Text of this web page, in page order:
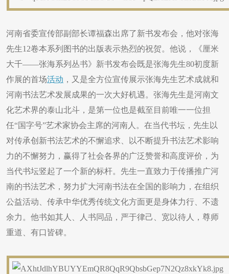
河南省委宣传部副部长谭福森出席了新书发布会，他对张海
先生12卷本系列图书的出版表示热烈的祝贺。他说，《厘米
大千——张海系列丛书》新书发布会既是张海先生80初度新
作展的首场活动 ，又是全方位宣传展示张海先生艺术成就和
河南书法艺术发展成果的一次大好机遇。张海先生是河南文
化艺术界的泰山北斗，是第一位也是截至目前唯一一位担
任“国字号”艺术家协会主席的河南人。在当代书坛，先生以
对传承创新书法艺术的不懈追求、以不断提升书法艺术影响
力的不懈努力，赢得了社会各界的广泛赞誉和高度评价，为
当代书坛竖起了一个新的标杆。先生一直致力于传播推广河
南的书法艺术，努力扩大河南书法在全国的影响力，在组织
公益活动、传承中华优秀传统文化方面更是身体力行、不遗
余力。他书如其人、人书同品，严于律己、宽以待人，尊师
重道、有口皆碑。